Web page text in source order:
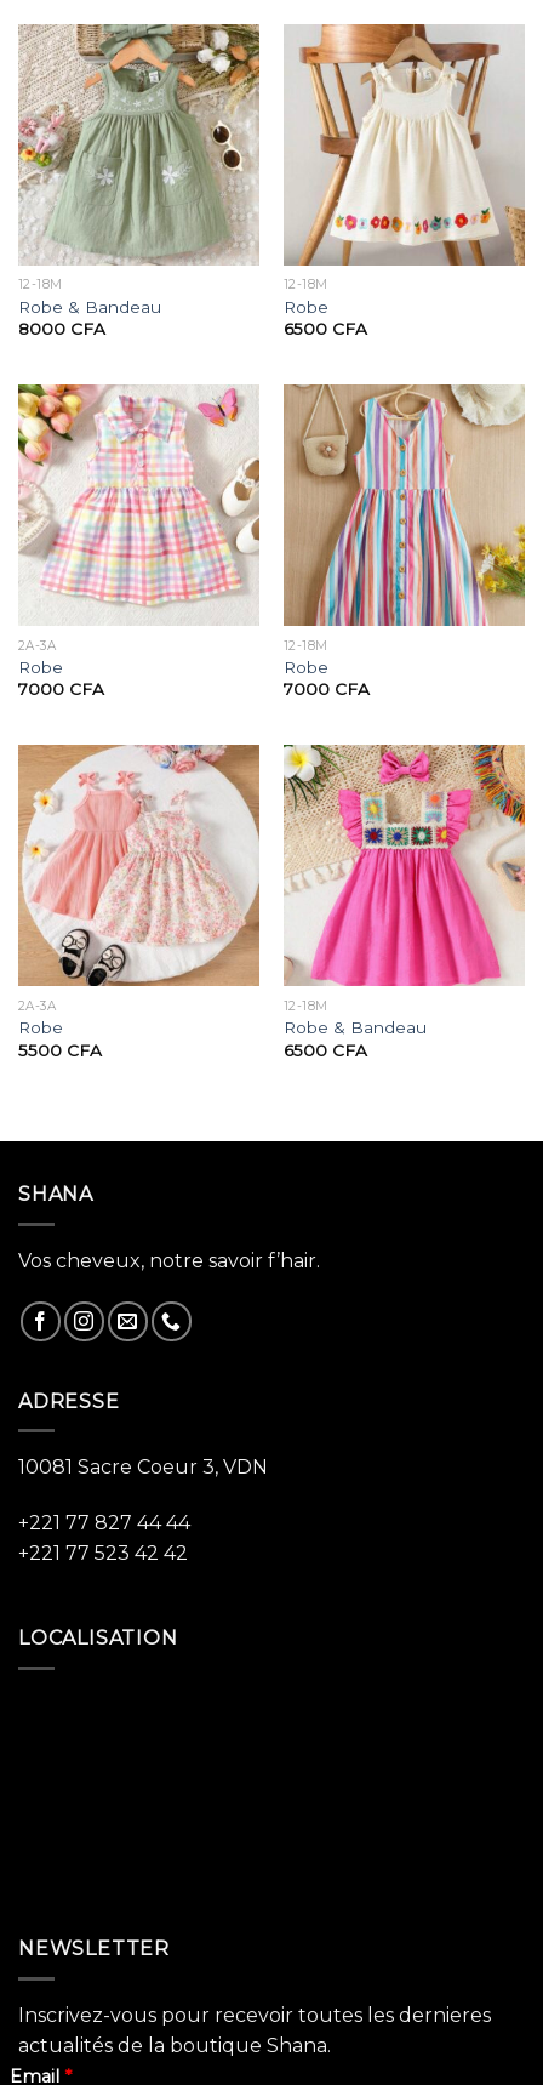
12-18M
Robe & Bandeau
8000 CFA
12-18M
Robe
6500 CFA
2A-3A
Robe
7000 CFA
12-18M
Robe
7000 CFA
2A-3A
Robe
5500 CFA
12-18M
Robe & Bandeau
6500 CFA
SHANA
Vos cheveux, notre savoir f’hair.
ADRESSE
10081 Sacre Coeur 3, VDN
+221 77 827 44 44
+221 77 523 42 42
LOCALISATION
NEWSLETTER
Inscrivez-vous pour recevoir toutes les dernieres
actualités de la boutique Shana.
Email *